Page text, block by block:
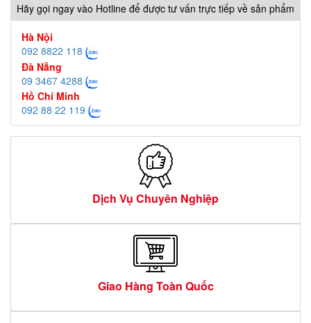
Hãy gọi ngay vào Hotline để được tư vấn trực tiếp về sản phẩm
Hà Nội
092 8822 118
Đà Nẵng
09 3467 4288
Hồ Chí Minh
092 88 22 119
Dịch Vụ Chuyên Nghiệp
Giao Hàng Toàn Quốc